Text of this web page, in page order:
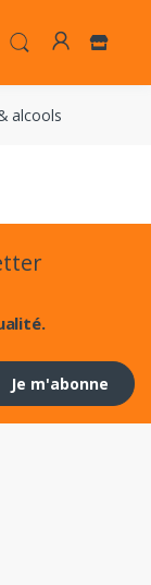
alcools
Je m'abonne